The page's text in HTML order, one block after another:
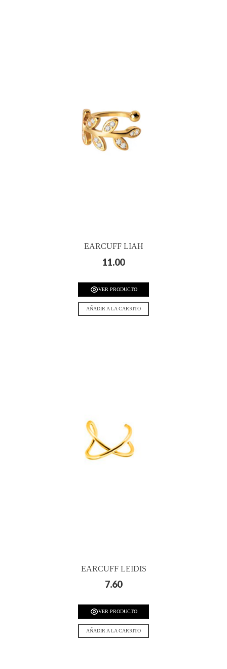
EARCUFF LIAH
11.00
VER PRODUCTO
AÑADIR A LA CARRITO
EARCUFF LEIDIS
7.60
VER PRODUCTO
AÑADIR A LA CARRITO